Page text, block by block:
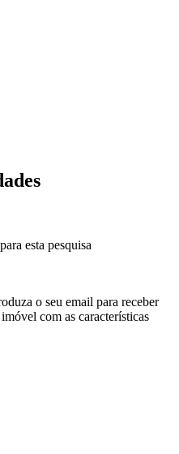
esta pesquisa
o seu email para receber
com as características